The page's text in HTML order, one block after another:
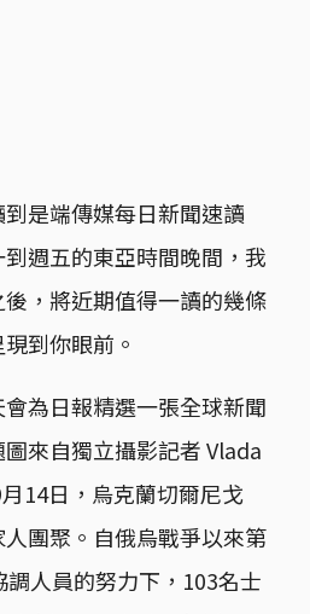
是端傳媒每日新聞速讀
到週五的東亞時間晚間，我
，將近期值得一讀的幾條
到你眼前。
為日報精選一張全球新聞
來自獨立攝影記者 Vlada
14日，烏克蘭切爾尼戈
團聚。自俄烏戰爭以來第
人員的努力下，103名士